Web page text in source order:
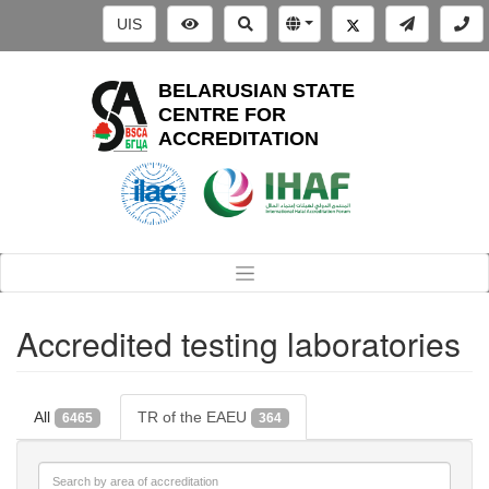
UIS
BELARUSIAN STATE
CENTRE FOR
ACCREDITATION
Accredited testing laboratories
All 6465 TR of the EAEU 364